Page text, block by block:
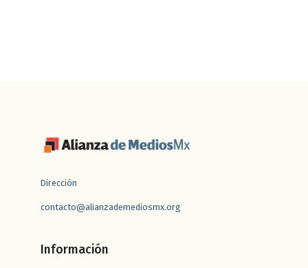
Dirección
contacto@alianzademediosmx.org
Información